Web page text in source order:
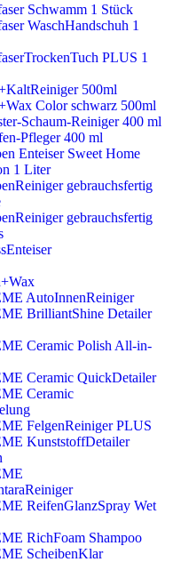
Schwamm 1 Stück
WaschHandschuh 1
PLUS 1
500ml
Color schwarz 500ml
Schaum-Reiniger 400 ml
Pfleger 400 ml
Enteiser Sweet Home
1 Liter
gebrauchsfertig
gebrauchsfertig
AutoInnenReiniger
BrilliantShine Detailer
Ceramic Polish All-in-
Ceramic QuickDetailer
Ceramic
FelgenReiniger PLUS
KunststoffDetailer
ReifenGlanzSpray Wet
RichFoam Shampoo
ScheibenKlar